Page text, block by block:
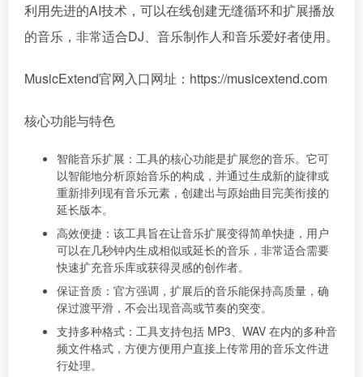
利用先进的AI技术，可以在线创建无缝循环和扩展播放
的音乐，非常适合DJ、音乐制作人和音乐爱好者使用。
MusicExtend官网入口网址：https://musicextend.com
核心功能与特色
智能音乐扩展：工具的核心功能是扩展您的音乐。它可
以智能地分析原始音乐的构成，并通过生成新的旋律或
重新排列现有音乐元素，创建出与原始曲目完美衔接的
延长版本。
高效便捷：该工具旨在让音乐扩展变得简单快捷，用户
可以在几秒钟内生成相似或延长的音乐，非常适合需要
快速扩充音乐库或获得灵感的创作者。
保证音质：官方强调，扩展后的音乐能保持高质量，确
保过渡平滑，不会出现音高或节奏的突变。
支持多种格式：工具支持包括 MP3、WAV 在内的多种音
频文件格式，方便方便用户直接上传常用的音乐文件进
行处理。